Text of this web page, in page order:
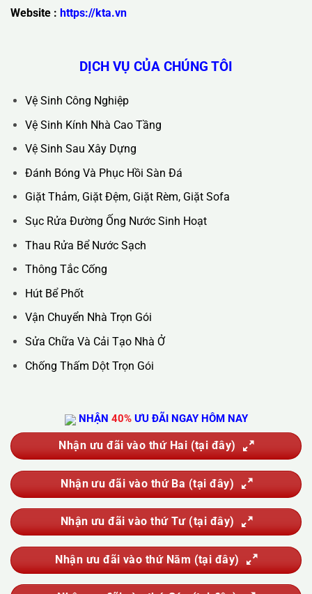
36C Ngõ 89 Lê Đức Thọ - Phường Từ Liêm -
TP Hà Nội
Website : https://kta.vn
Vệ Sinh Công Nghiệp
Vệ Sinh Kính Nhà Cao Tầng
Vệ Sinh Sau Xây Dựng
Đánh Bóng Và Phục Hồi Sàn Đá
Giặt Thảm, Giặt Đệm, Giặt Rèm, Giặt Sofa
Sục Rửa Đường Ống Nước Sinh Hoạt
Thau Rửa Bể Nước Sạch